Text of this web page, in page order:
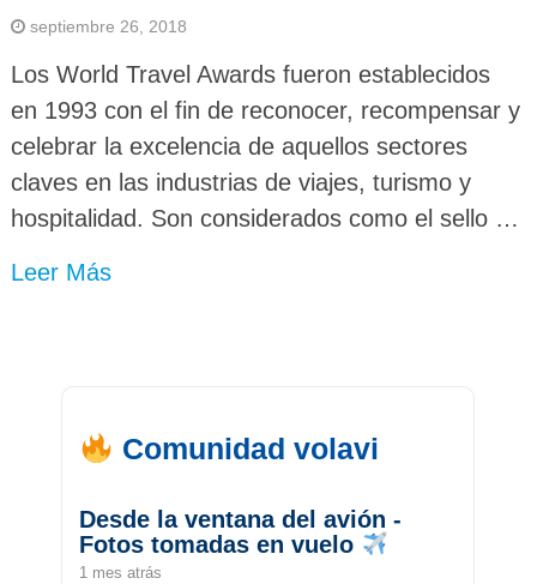
septiembre 26, 2018
Los World Travel Awards fueron establecidos
en 1993 con el fin de reconocer, recompensar y
celebrar la excelencia de aquellos sectores
claves en las industrias de viajes, turismo y
hospitalidad. Son considerados como el sello …
Leer Más
Comunidad volavi
Desde la ventana del avión -
Fotos tomadas en vuelo
1 mes atrás